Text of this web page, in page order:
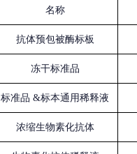
名称
抗体预包被酶标板
冻干标准品
标准品 &标本通用稀释液
浓缩生物素化抗体